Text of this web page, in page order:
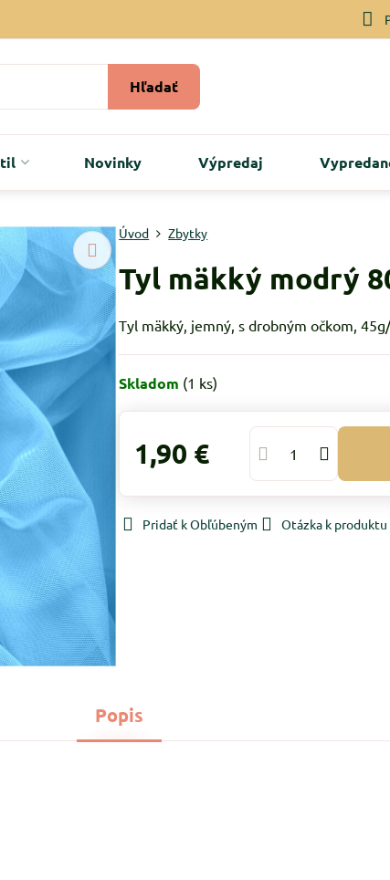
Hľadať
Novinky Výpredaj
Úvod Zbytky
Tyl mäkký modrý
Tyl mäkký, jemný, s drobným očkom,
Skladom (1 ks)
1,90 €
Pridať k Obľúbeným Otázka k produktu
Popis